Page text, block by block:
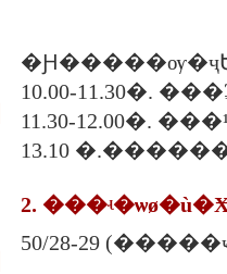
10.00-11.30�.
11.30-12.00�.
13.10
2.
50/28-29